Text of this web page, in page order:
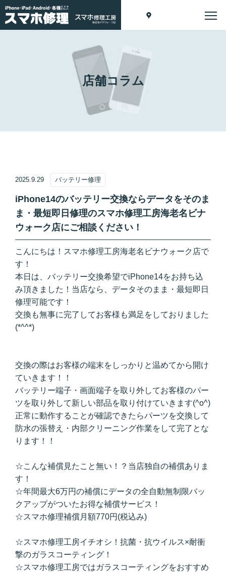
店舗コラム
2025.9.29 バッテリー修理
iPhone14のバッテリー交換ならデータをそのま
ま・最短即日修理のスマホ修理工房海老名ビナ
ウォーク店にご相談ください！
こんにちは！スマホ修理工房海老名ビナウォーク店で
す！
本日は、バッテリー交換希望でiPhone14をお持ち込
み頂きました！当店なら、データそのまま・最短即日
修理可能です！
交換も無事に完了してお客様も満足をしておりました
(*^^*)
交換の際はお客様の端末をしっかりと温めてから開け
ていきます！！
バッテリー端子・画面端子を取り外してお客様のパー
ツを取り外して新しい部品を取り付けていきます(^o^)
正常に動作することが確認できたらパーツを交換して
防水の張替え・内部クリーニング作業をして完了とな
ります！！
☆こんな補償見たこと無い！？当店独自の補償ありま
す！
☆年間最大6万円の補償にデータの全自動無制限バッ
クアップがついたお得な補償サービス！
☆スマホ修理補償月額770円(税込み)
☆スマホ修理工房イチオシ！抗菌・抗ウイルス×耐衝
撃のガラスコーティング！
☆スマホ修理工房ではガラスコーティングをおすすめ